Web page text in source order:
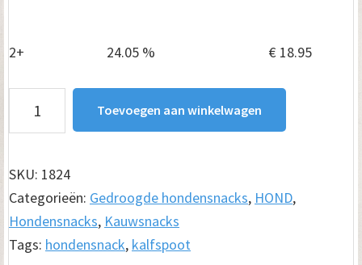
2+ 24.05 % € 18.95
kalfspoot
stuks
aantal
Toevoegen aan winkelwagen
SKU: 1824
Categorieën: Gedroogde hondensnacks, HOND,
Hondensnacks, Kauwsnacks
Tags: hondensnack, kalfspoot